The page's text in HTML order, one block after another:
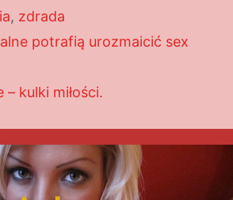
, zdrada
potrafią urozmaicić sex
– kulki miłości.